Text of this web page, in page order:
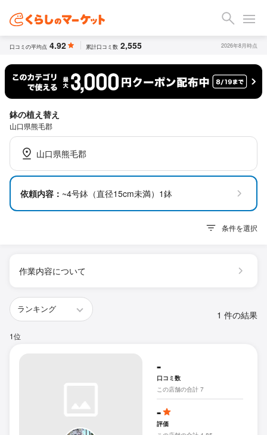
口コミの平均点 4.92 累計口コミ数 2,555 2026年8月時点
鉢の植え替え
山口県熊毛郡
山口県熊毛郡
依頼内容： ~4号鉢（直径15cm未満）1鉢
条件を選択
作業内容について
1 件の結果
1位
-
口コミ数
この店舗の合計 7
-
評価